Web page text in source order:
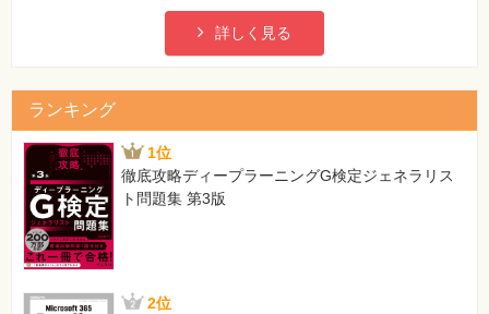
詳しく見る
ランキング
1位
徹底攻略ディープラーニングG検定ジェネラリス
ト問題集 第3版
2位